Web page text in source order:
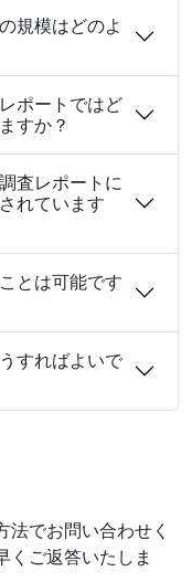
規模はどのよ
ポートではど
すか？
査レポートに
れています
とは可能です
すればよいで
でお問い合わせく
くご返答いたしま